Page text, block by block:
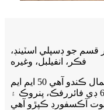
قسم جو ڊسپلي اسٽينڊ،
فڪر، انفيلبل، وغيره
پاپ اپ خيمن کي ڳري ڊيوٽي استعمال ڪندو آهي 50 ايم ايم
ايلومينيم فريمز ۽ ڇپائي وارو مواد 600 ڊي فائررفڪ، پنروڪ ۽